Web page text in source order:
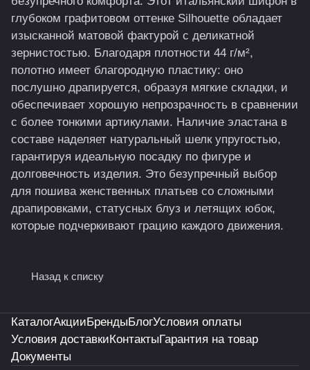
глубоком графитовом оттенке Silhouette обладает
изысканной матовой фактурой с деликатной
зернистостью. Благодаря плотности 44 г/м²,
полотно имеет благородную пластику: оно
послушно драпируется, образуя мягкие складки, и
обеспечивает хорошую непрозрачность в сравнении
с более тонкими артикулами. Наличие эластана в
составе наделяет натуральный шелк упругостью,
гарантируя идеальную посадку по фигуре и
долговечность изделия. Это безупречный выбор
для пошива женственных платьев со сложными
драпировками, статусных блуз и летящих юбок,
которые подчеркивают грацию каждого движения.
Назад к списку
КаталогАкцииБрендыБлогУсловия оплаты
Условия доставкиКонтактыГарантия на товар
Документы